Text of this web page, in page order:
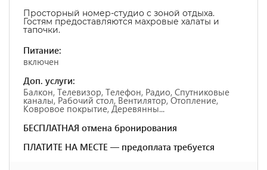
Просторный номер-студио с зоной отдыха.
Гостям предоставляются махровые халаты и
тапочки.
Питание:
включен
Доп. услуги:
Балкон, Телевизор, Телефон, Радио, Спутниковые
каналы, Рабочий стол, Вентилятор, Отопление,
Ковровое покрытие, Деревянны...
БЕСПЛАТНАЯ отмена бронирования
ПЛАТИТЕ НА МЕСТЕ — предоплата требуется